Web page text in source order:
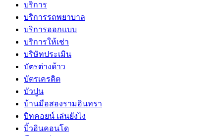
บริการ
บริการรถพยาบาล
บริการออกแบบ
บริการให้เช่า
บริษัทประเมิน
บัตรต่างด้าว
บัตรเครดิต
บัวปูน
บ้านมือสองรามอินทรา
บิทคอยน์ เล่นยังไง
บิ้วอินคอนโด